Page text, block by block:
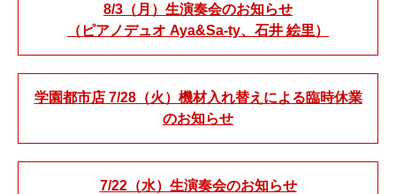
8/3（月）生演奏会のお知らせ
（ピアノデュオ Aya&Sa-ty、石井 絵里）
学園都市店 7/28（火）機材入れ替えによる臨時休業
のお知らせ
7/22（水）生演奏会のお知らせ